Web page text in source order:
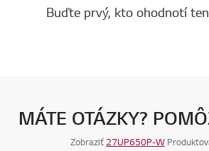
Buďte prvý, kto ohodnotí
MÁTE OTÁZKY?
Zobraziť 27UP650P-W